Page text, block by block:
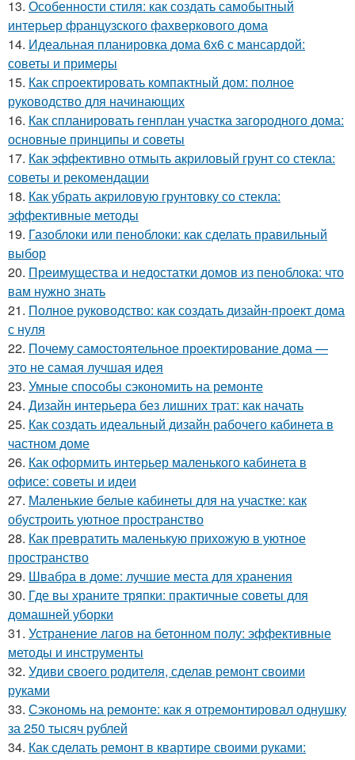
13. Особенности стиля: как создать самобытный
интерьер французского фахверкового дома
14. Идеальная планировка дома 6х6 с мансардой:
советы и примеры
15. Как спроектировать компактный дом: полное
руководство для начинающих
16. Как спланировать генплан участка загородного дома:
основные принципы и советы
17. Как эффективно отмыть акриловый грунт со стекла:
советы и рекомендации
18. Как убрать акриловую грунтовку со стекла:
эффективные методы
19. Газоблоки или пеноблоки: как сделать правильный
выбор
20. Преимущества и недостатки домов из пеноблока: что
вам нужно знать
21. Полное руководство: как создать дизайн-проект дома
с нуля
22. Почему самостоятельное проектирование дома —
это не самая лучшая идея
23. Умные способы сэкономить на ремонте
24. Дизайн интерьера без лишних трат: как начать
25. Как создать идеальный дизайн рабочего кабинета в
частном доме
26. Как оформить интерьер маленького кабинета в
офисе: советы и идеи
27. Маленькие белые кабинеты для на участке: как
обустроить уютное пространство
28. Как превратить маленькую прихожую в уютное
пространство
29. Швабра в доме: лучшие места для хранения
30. Где вы храните тряпки: практичные советы для
домашней уборки
31. Устранение лагов на бетонном полу: эффективные
методы и инструменты
32. Удиви своего родителя, сделав ремонт своими
руками
33. Сэкономь на ремонте: как я отремонтировал однушку
за 250 тысяч рублей
34. Как сделать ремонт в квартире своими руками: